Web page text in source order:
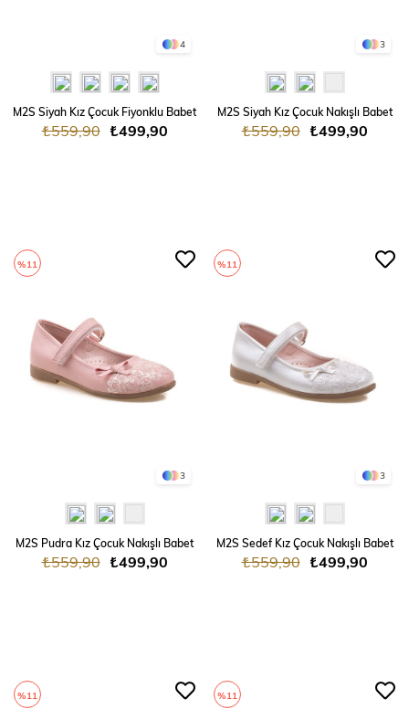
4
M2S Siyah Kız Çocuk Fiyonklu Babet
₺499,90
₺559,90
3
M2S Siyah Kız Çocuk Nakışlı Babet
₺499,90
₺559,90
3
M2S Pudra Kız Çocuk Nakışlı Babet
₺499,90
₺559,90
%11
3
M2S Sedef Kız Çocuk Nakışlı Babet
₺499,90
₺559,90
%11
%11 %11